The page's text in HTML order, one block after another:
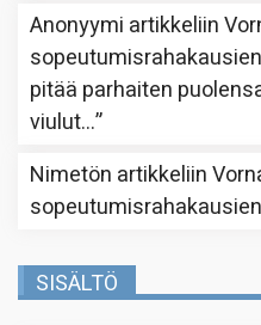
Anonyymi artikkeliin
pitää parhaiten
viulut…”
Nimetön artikkeliin
SISÄLTÖ